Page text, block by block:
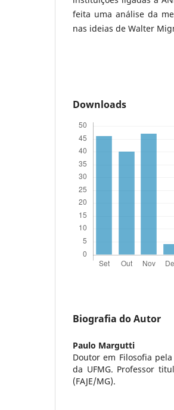
feita uma análise da
nas ideias de Walter
Downloads
Biografia do Autor
Paulo Margutti
Doutor em Filosofia
da UFMG. Professor
(FAJE/MG).